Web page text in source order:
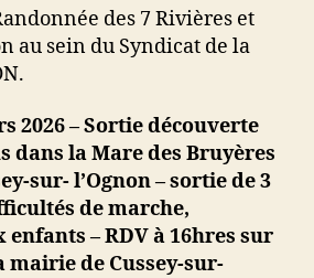
des 7 Rivières et
au sein du Syndicat de la
2026 – Sortie découverte
dans la Mare des Bruyères
sur- l’Ognon – sortie de 3
de marche,
enfants – RDV à 16hres sur
mairie de Cussey-sur-